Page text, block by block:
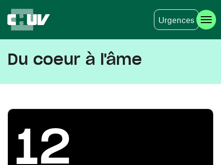
Urgences
Du coeur à l'âme
12